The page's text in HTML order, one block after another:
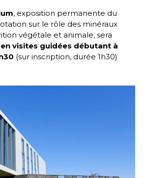
, exposition permanente du
sur le rôle des minéraux
végétale et animale, sera
visites guidées débutant à
(sur inscription, durée 1h30)